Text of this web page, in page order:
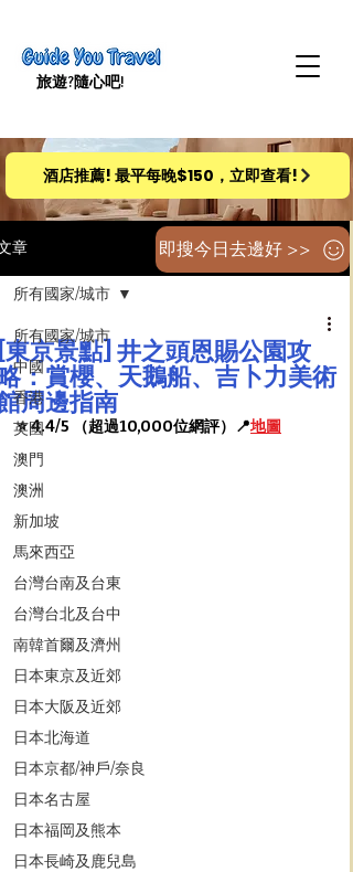
旅遊​?隨心吧!
酒店推薦! 最平每晚$150，立即查看!
章
所有國家/城市
中國
香港
英國
澳門
澳洲
新加坡
馬來西亞
台灣台南及台東
台灣台北及台中
南韓首爾及濟州
日本東京及近郊
日本大阪及近郊
日本北海道
日本京都/神戶/奈良
日本名古屋
日本福岡及熊本
日本長崎及鹿兒島
所有國家/城市
京景點] 井之頭恩賜公園攻
：賞櫻、天鵝船、吉卜力美術
周邊指南
⭐️ 4.4/5 （超過10,000位網評）📍地圖
即搜今日去邊好 >>